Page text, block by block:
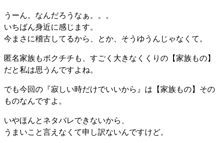
うーん。なんだろうなぁ。。。
いちばん身近に感じます。
今まさに稽古してるから、とか、そうゆうんじゃなくて。
匿名家族もボクチチも、すごく大きなくくりの【家族もの】
だと私は思うんですよね。
でも今回の『寂しい時だけでいいから』は【家族もの】その
ものなんですよ。
いやほんとネタバレできないから、
うまいこと言えなくて申し訳ないんですけど。